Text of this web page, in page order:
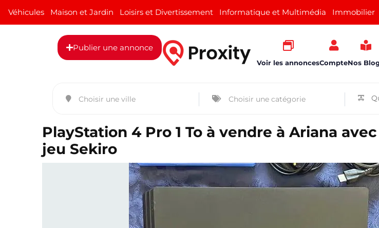
Véhicules Maison et Jardin Loisirs et Divertissement Informatique et Multimédia Immobilier
Publier une annonce
Voir les annoncesCompteNos
PlayStation 4 Pro 1 To à vendre à Ariana
jeu Sekiro